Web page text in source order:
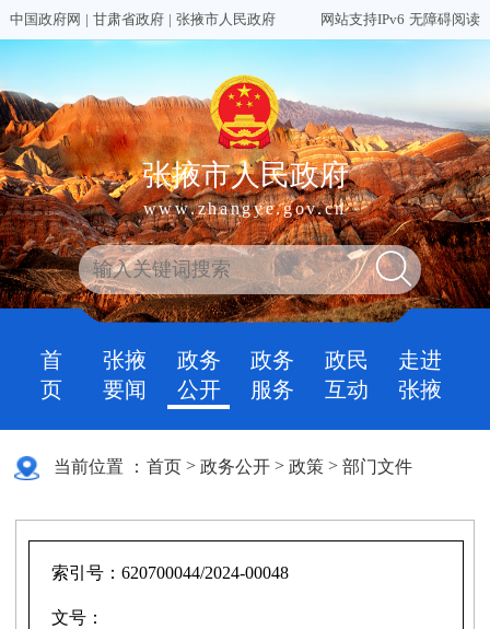
中国政府网 | 甘肃省政府 | 张掖市人民政府 网站支持IPv6 无障碍阅读
张掖市人民政府
www.zhangye.gov.cn
首
页
张掖
要闻
政务
公开
政务
服务
政民
互动
走进
张掖
当前位置 ： 首页 >政务公开 >政策 >部门文件
索引号：620700044/2024-00048
文号：